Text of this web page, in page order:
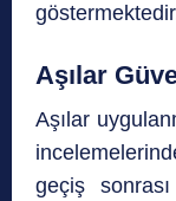
Aşılar
Aşılar
geçiş